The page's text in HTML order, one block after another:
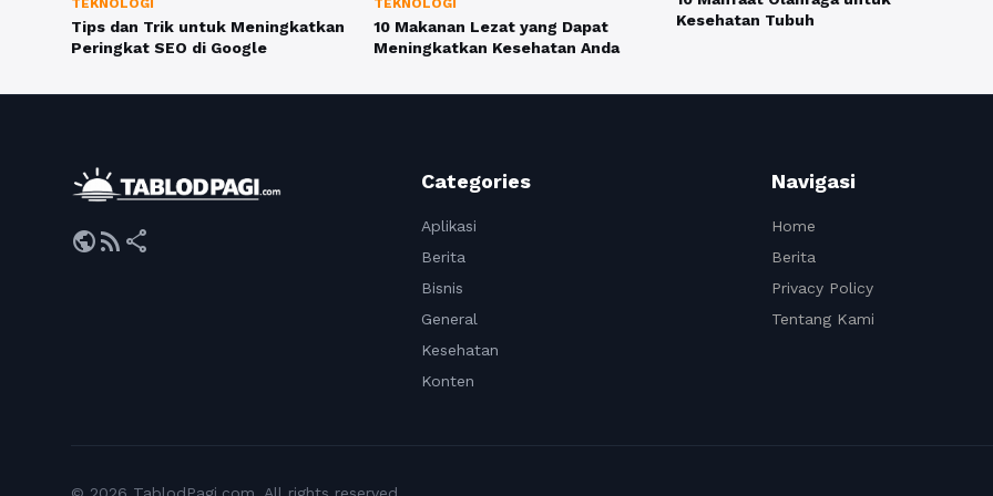
TEKNOLOGI
Tips dan Trik untuk Meningkatkan
Peringkat SEO di Google
TEKNOLOGI
10 Makanan Lezat yang Dapat
Meningkatkan Kesehatan Anda
Kesehatan Tubuh
publicrss_feed share
Categories
Aplikasi
Berita
Bisnis
General
Kesehatan
Konten
Navigasi
Home
Berita
Privacy Policy
Tentang Kami